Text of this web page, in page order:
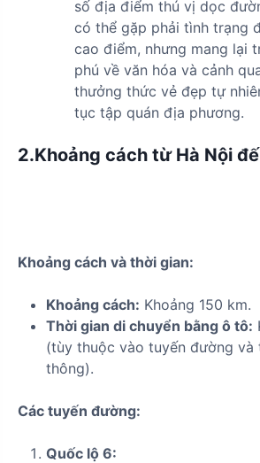
số địa điểm thú vị dọc
có thể gặp phải tình trạng
cao điểm, nhưng mang lại
phú về văn hóa và cảnh
thưởng thức vẻ đẹp tự
tục tập quán địa phương.
2.Khoảng cách từ Hà Nội
Khoảng cách và thời gian:
Khoảng cách: Khoảng 150 km.
Thời gian di chuyển bằng ô tô:
(tùy thuộc vào tuyến đường và
thông).
Các tuyến đường:
Quốc lộ 6: